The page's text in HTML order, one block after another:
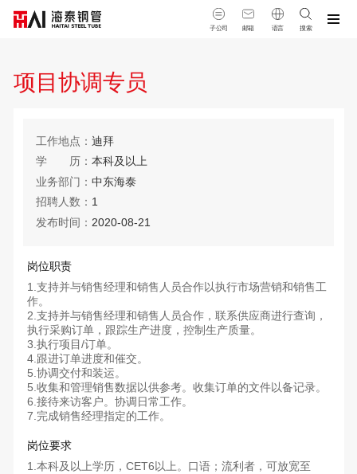
子公司 邮箱 语言 搜索
项目协调专员
工作地点
迪拜
学
历
本科及以上
业务部门
中东海泰
招聘人数
1
发布时间
2020-08-21
岗位职责
1.支持并与销售经理和销售人员合作以执行市场营销和销售工
作。
2.支持并与销售经理和销售人员合作，联系供应商进行查询，
执行采购订单，跟踪生产进度，控制生产质量。
3.执行项目/订单。
4.跟进订单进度和催交。
5.协调交付和装运。
5.收集和管理销售数据以供参考。收集订单的文件以备记录。
6.接待来访客户。协调日常工作。
7.完成销售经理指定的工作。
岗位要求
1.本科及以上学历，CET6以上。口语；流利者，可放宽至